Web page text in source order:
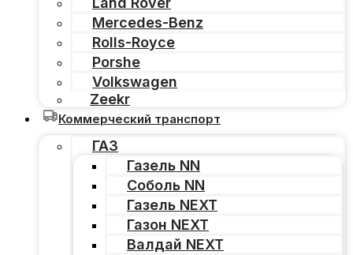
Mercedes-Benz
Rolls-Royce
Porshe
Volkswagen
Zeekr
Коммерческий транспорт
ГАЗ
Газель NN
Соболь NN
Газель NEXT
Газон NEXT
Валдай NEXT